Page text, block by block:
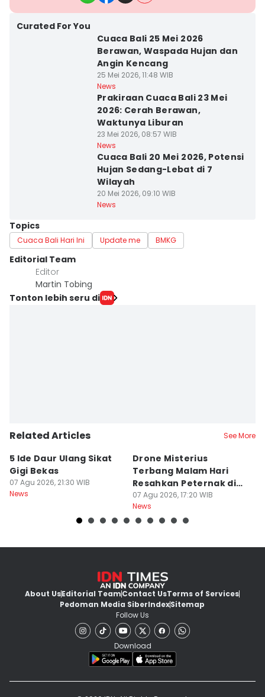
Curated For You
Cuaca Bali 25 Mei 2026
Berawan, Waspada Hujan dan
Angin Kencang
25 Mei 2026, 11:48 WIB
News
Prakiraan Cuaca Bali 23 Mei
2026: Cerah Berawan,
Waktunya Liburan
23 Mei 2026, 08:57 WIB
News
Cuaca Bali 20 Mei 2026, Potensi
Hujan Sedang-Lebat di 7
Wilayah
20 Mei 2026, 09:10 WIB
News
Topics
Cuaca Bali Hari Ini Update me BMKG
Editorial Team
Editor
Martin Tobing
Tonton lebih seru di
Related Articles See More
5 Ide Daur Ulang Sikat
Gigi Bekas
07 Agu 2026, 21:30 WIB
News
Drone Misterius
Terbang Malam Hari
Resahkan Peternak di
Marga Tabanan
07 Agu 2026, 17:20 WIB
News
About UsEditorial TeamContact UsTerms of Services
Pedoman Media SiberIndexSitemap
Follow Us
Download